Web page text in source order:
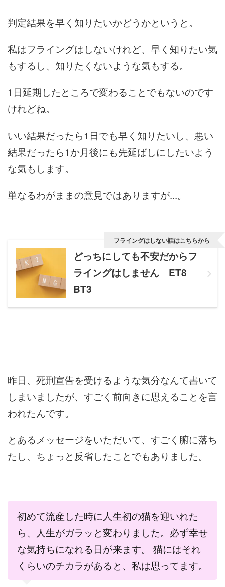
判定結果を早く知りたいかどうかというと。
私はフライングはしないけれど、早く知りたい気
もするし、知りたくないような気もする。
1日延期したところで変わることでもないのです
けれどね。
いい結果だったら1日でも早く知りたいし、悪い
結果だったら1か月後にも先延ばしにしたいよう
な気もします。
単なるわがままの意見ではありますが...。
どっちにしても不安だからフ
ライングはしません ET8
BT3
フライングはしない話はこちらから
昨日、死刑宣告を受けるような気分なんて書いて
しまいましたが、すごく前向きに思えることを言
われたんです。
とあるメッセージをいただいて、すごく腑に落ち
たし、ちょっと反省したことでもありました。
初めて流産した時に人生初の猫を迎いれた
ら、人生がガラッと変わりました。必ず幸せ
な気持ちになれる日が来ます。 猫にはそれ
くらいのチカラがあると、私は思ってます。